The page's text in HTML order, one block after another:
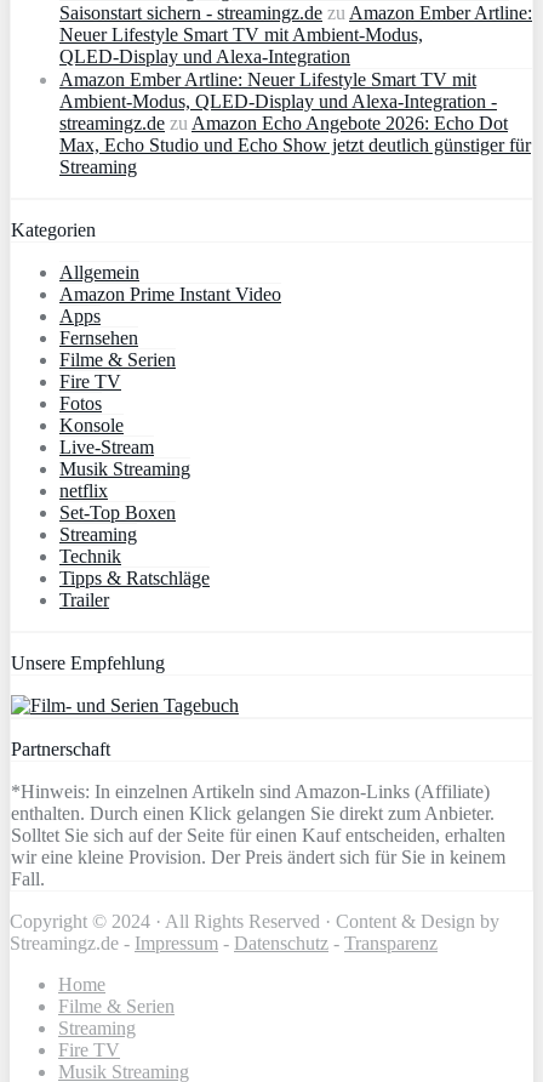
Saisonstart sichern - streamingz.de zu Amazon Ember Artline:
Neuer Lifestyle Smart TV mit Ambient‑Modus,
QLED‑Display und Alexa‑Integration
Amazon Ember Artline: Neuer Lifestyle Smart TV mit
Ambient‑Modus, QLED‑Display und Alexa‑Integration -
streamingz.de zu Amazon Echo Angebote 2026: Echo Dot
Max, Echo Studio und Echo Show jetzt deutlich günstiger für
Streaming
Kategorien
Allgemein
Amazon Prime Instant Video
Apps
Fernsehen
Filme & Serien
Fire TV
Fotos
Konsole
Live-Stream
Musik Streaming
netflix
Set-Top Boxen
Streaming
Technik
Tipps & Ratschläge
Trailer
Unsere Empfehlung
Partnerschaft
*Hinweis: In einzelnen Artikeln sind Amazon-Links (Affiliate)
enthalten. Durch einen Klick gelangen Sie direkt zum Anbieter.
Solltet Sie sich auf der Seite für einen Kauf entscheiden, erhalten
wir eine kleine Provision. Der Preis ändert sich für Sie in keinem
Fall.
Copyright © 2024 · All Rights Reserved · Content & Design by
Streamingz.de - Impressum - Datenschutz - Transparenz
Home
Filme & Serien
Streaming
Fire TV
Musik Streaming